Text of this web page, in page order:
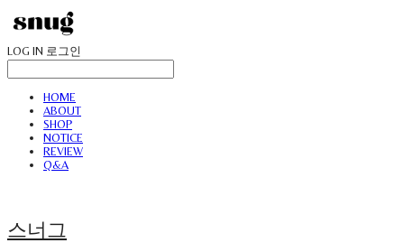
LOG IN 로그인
HOME
ABOUT
SHOP
NOTICE
REVIEW
Q&A
스너그